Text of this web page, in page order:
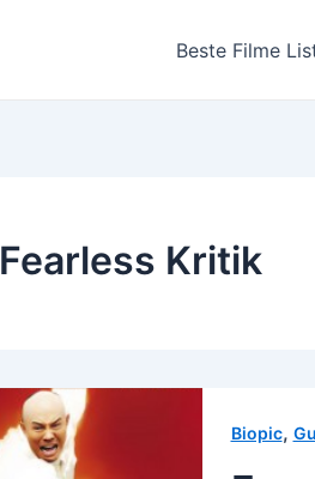
Beste Filme
Fearless Kritik
Biopic,